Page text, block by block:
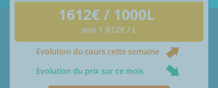
1612€ / 1000L
soit 1,612€ / L
Evolution du cours cette semaine
Evolution du prix sur ce mois